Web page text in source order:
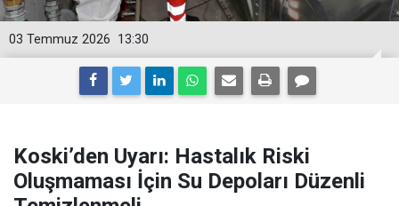
13:30
03 Temmuz 2026
Koski’den Uyarı: Hastalık Riski
Oluşmaması İçin Su Depoları Düzenli